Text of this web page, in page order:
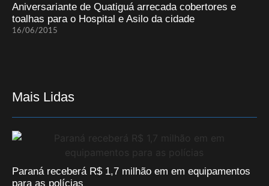
Aniversariante de Quatiguá arrecada cobertores e
toalhas para o Hospital e Asilo da cidade
16/06/2015
Mais Lidas
Paraná receberá R$ 1,7 milhão em em equipamentos
para as polícias